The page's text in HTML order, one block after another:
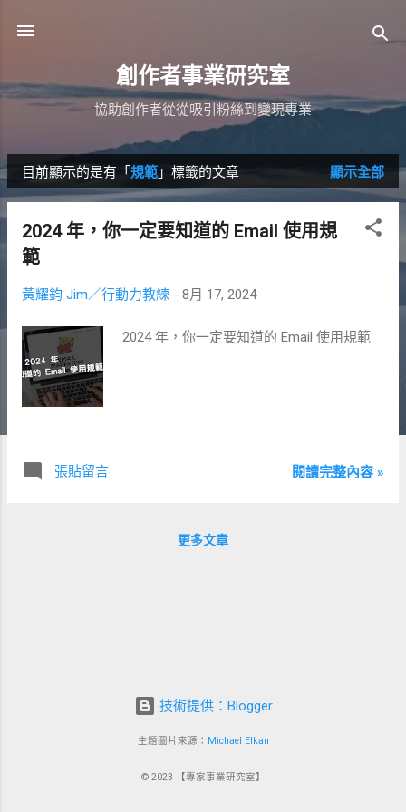
創作者事業研究室
協助創作者從從吸引粉絲到變現專業
發
文
目前顯示的是有「 規範 」標籤的文章 顯示全部
2024 年，你一定要知道的 Email 使用規
範
黃耀鈞 Jim／行動力教練 - 8月 17, 2024
2024 年，你一定要知道的 Email 使用規範
張貼留言 閱讀完整內容 »
更多文章
技術提供：Blogger
主題圖片來源： Michael Elkan
© 2023 【專家事業研究室】